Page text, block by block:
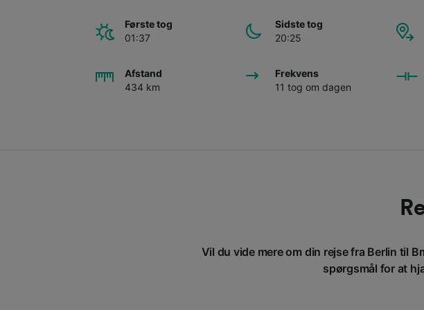
Første tog
01:37
Sidste tog
20:25
Afstand
434 km
Frekvens
11 tog om dagen
Vil du vide mere om din rejse fra Berlin til
spørgsmål for at